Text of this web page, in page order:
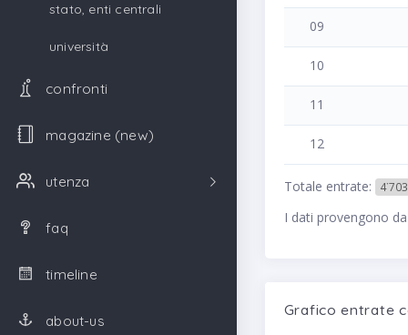
stato, enti centrali
università
confronti
magazine (new)
utenza
faq
timeline
about-us
09
10
11
12
Totale entrate:
I dati provengono
Grafico entrate